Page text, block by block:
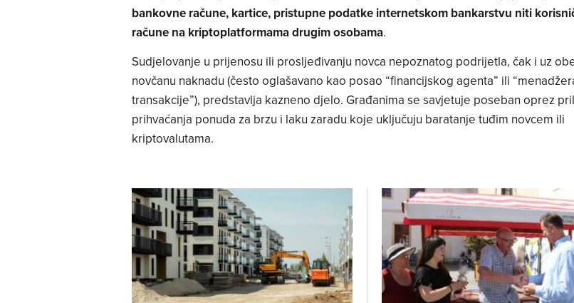
bankovne račune, kartice, pristupne podatke internetskom bankarstvu niti
račune na kriptoplatformama drugim osobama.
Sudjelovanje u prijenosu ili prosljeđivanju novca nepoznatog podrijetla, čak i uz
novčanu naknadu (često oglašavano kao posao “financijskog agenta” ili
transakcije”), predstavlja kazneno djelo. Građanima se savjetuje poseban oprez
prihvaćanja ponuda za brzu i laku zaradu koje uključuju baratanje tuđim novcem ili
kriptovalutama.